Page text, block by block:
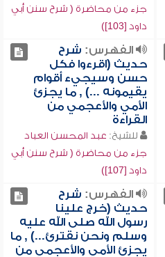
جزء من محاضرة ( شرح سنن أبي
داود [103])
الفهرس: شرح
حديث (اقرءوا فكل
حسن وسيجيء أقوام
يقيمونه ...) , ما يجزئ
الأمي والأعجمي من
القراءة
للشيخ: عبد المحسن العباد
جزء من محاضرة ( شرح سنن أبي
داود [107])
الفهرس: شرح
حديث (خرج علينا
رسول الله صلى الله عليه
وسلم ونحن نقترئ...) , ما
يجزئ الأمي والأعجمي من